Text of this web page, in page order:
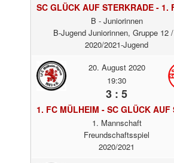
B - Juniorinnen
B-Jugend Juniorinnen, Gruppe 12
2020/2021-Jugend
20. August 2020
19:30
3 : 5
1. Mannschaft
Freundschaftsspiel
2020/2021